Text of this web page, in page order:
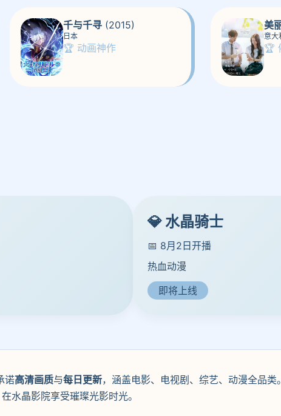
千与千寻 (2015)
日本
🏆 动画神作
美
意大
🏆
💎 水晶骑士
📅 8月2日开播
热血动漫
即将上线
诺高清画质与每日更新，涵盖电影、电视剧、综艺、动漫全品
水晶影院享受璀璨光影时光。